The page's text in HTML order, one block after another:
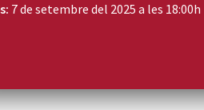
7 de setembre del 2025 a les 18:00h